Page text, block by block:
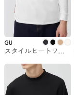
GU
スタイルヒートワイ
分袖）+E GUでお買
い求めできます。